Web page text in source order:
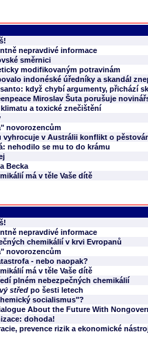
nepravdivé informace
směrnici
modifikovaným potravinám
indonéské úředníky a skandál
když chybí argumenty, přichází
Miroslav Šuta porušuje
a toxické znečištění
novorozencům
vyhrocuje v Austrálii konflikt o
nehodilo se mu to do krámu
Becka
má v těle Vaše dítě
nepravdivé informace
chemikálií v krvi Evropanů
novorozencům
- nebo naopak?
má v těle Vaše dítě
plném nebezpečných chemikálií
střed po šesti letech
socialismus"?
About the Future With
dohoda!
prevence rizik a ekonomické